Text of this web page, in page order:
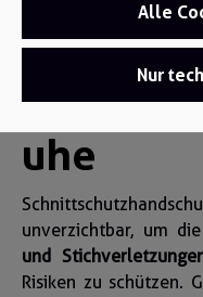
uhe
unverzichtbar, um
und
Risiken zu schützen.
Alle
Nur